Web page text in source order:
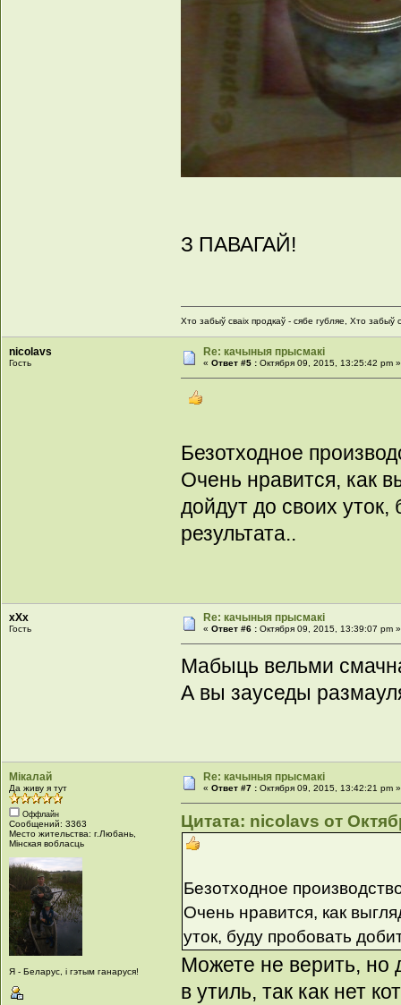
З ПАВАГАЙ!
Хто забыў сваіх продкаў - сябе губляе, Хто забыў
nicolavs
Гость
Re: качыныя прысмакі
«Ответ #5 : Октября 09, 2015, 13:25:42 pm »
Безотходное
Очень нравится, как
дойдут до своих уток,
результата..
xXx
Гость
Re: качыныя прысмакі
«Ответ #6 : Октября 09, 2015, 13:39:07 pm »
Мабыць вельми
А вы зауседы
Мікалай
Да живу я тут
Оффлайн
Сообщений: 3363
Место жительства: г.Любань,
Мінская вобласць
Я - Беларус, і гэтым ганаруся!
Re: качыныя прысмакі
«Ответ #7 : Октября 09, 2015, 13:42:21 pm »
Цитата: nicolavs от
Безотходное
Очень нравится, как
уток, буду пробовать
Можете не верить, но
в утиль, так как нет